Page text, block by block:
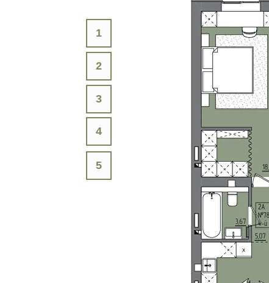
4
3
2
1
5